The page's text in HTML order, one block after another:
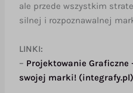
ale przede wszystkim
silnej i rozpoznawalnej
LINKI:
– Projektowanie
swojej marki! (integrafy.pl)